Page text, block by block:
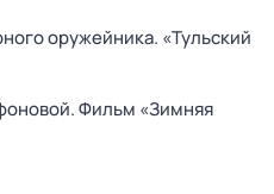
оружейника. «Тульский
Фильм «Зимняя